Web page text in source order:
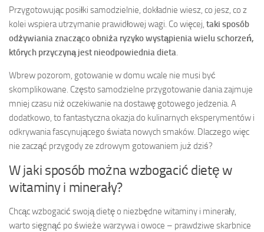
Przygotowując posiłki samodzielnie, dokładnie wiesz, co jesz, co z
kolei wspiera utrzymanie prawidłowej wagi. Co więcej, taki sposób
odżywiania znacząco obniża ryzyko wystąpienia wielu schorzeń,
których przyczyną jest nieodpowiednia dieta.
Wbrew pozorom, gotowanie w domu wcale nie musi być
skomplikowane. Często samodzielne przygotowanie dania zajmuje
mniej czasu niż oczekiwanie na dostawę gotowego jedzenia. A
dodatkowo, to fantastyczna okazja do kulinarnych eksperymentów i
odkrywania fascynującego świata nowych smaków. Dlaczego więc
nie zacząć przygody ze zdrowym gotowaniem już dziś?
W jaki sposób można wzbogacić dietę w
witaminy i minerały?
Chcąc wzbogacić swoją dietę o niezbędne witaminy i minerały,
warto sięgnąć po świeże warzywa i owoce – prawdziwe skarbnice